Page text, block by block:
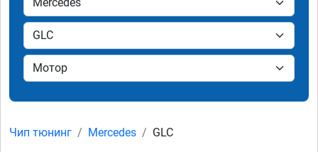
Чип тюнинг Mercedes GLC